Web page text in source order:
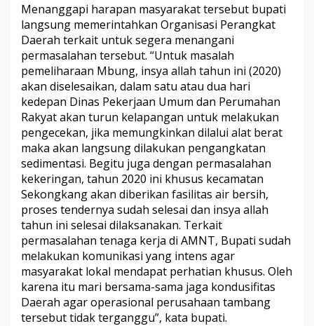
Menanggapi harapan masyarakat tersebut bupati
langsung memerintahkan Organisasi Perangkat
Daerah terkait untuk segera menangani
permasalahan tersebut. “Untuk masalah
pemeliharaan Mbung, insya allah tahun ini (2020)
akan diselesaikan, dalam satu atau dua hari
kedepan Dinas Pekerjaan Umum dan Perumahan
Rakyat akan turun kelapangan untuk melakukan
pengecekan, jika memungkinkan dilalui alat berat
maka akan langsung dilakukan pengangkatan
sedimentasi. Begitu juga dengan permasalahan
kekeringan, tahun 2020 ini khusus kecamatan
Sekongkang akan diberikan fasilitas air bersih,
proses tendernya sudah selesai dan insya allah
tahun ini selesai dilaksanakan. Terkait
permasalahan tenaga kerja di AMNT, Bupati sudah
melakukan komunikasi yang intens agar
masyarakat lokal mendapat perhatian khusus. Oleh
karena itu mari bersama-sama jaga kondusifitas
Daerah agar operasional perusahaan tambang
tersebut tidak terganggu”, kata bupati.